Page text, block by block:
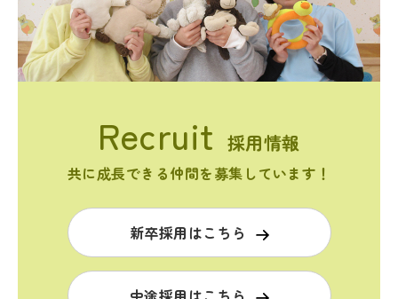
採用情報
共に成長できる仲間を募集しています！
新卒採用はこちら